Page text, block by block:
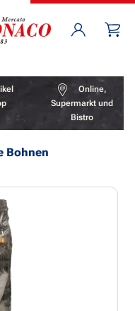
dem Merkzettel
Online,
Supermarkt und
Bistro
Bohnen